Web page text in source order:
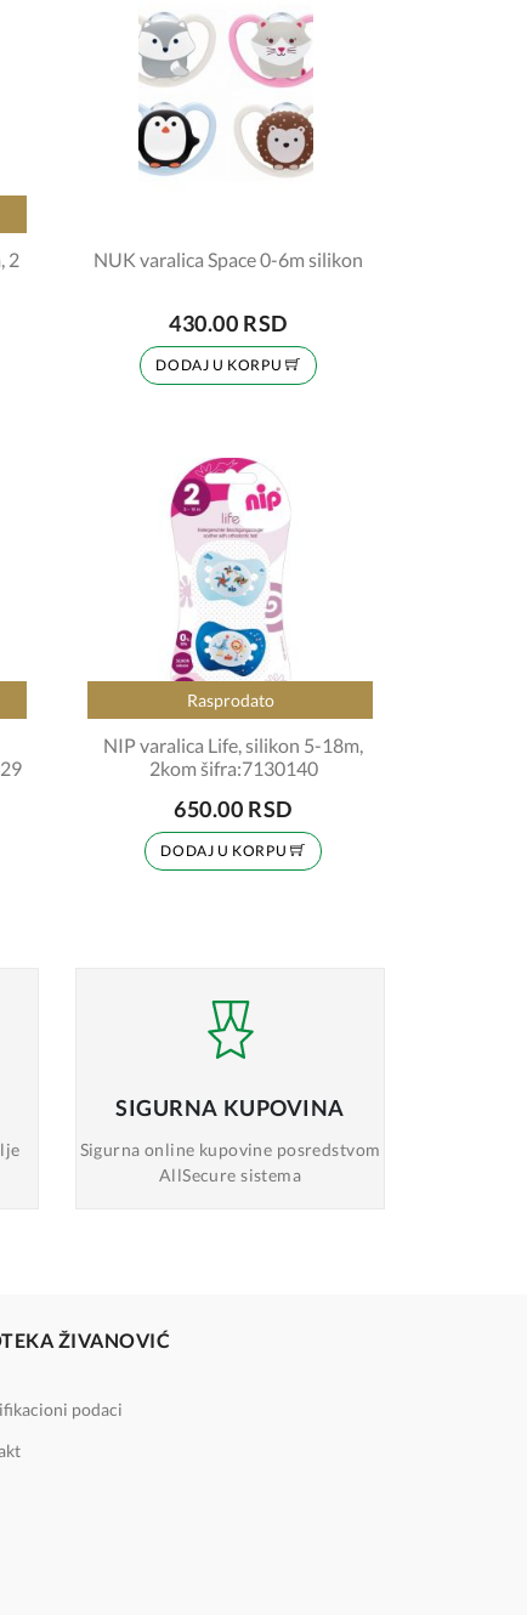
2
NUK varalica Space 0-6m silikon
430.00 RSD
DODAJ U KORPU
Rasprodato
NIP varalica Life, silikon 5-18m,
2kom šifra:7130140
650.00 RSD
DODAJ U KORPU
SIGURNA KUPOVINA
Sigurna online kupovine posredstvom
AllSecure sistema
ŽIVANOVIĆ
podaci